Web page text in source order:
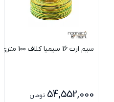
سیم ارت 16 سیمیا کلاف 100 متری
54,552,000 تومان